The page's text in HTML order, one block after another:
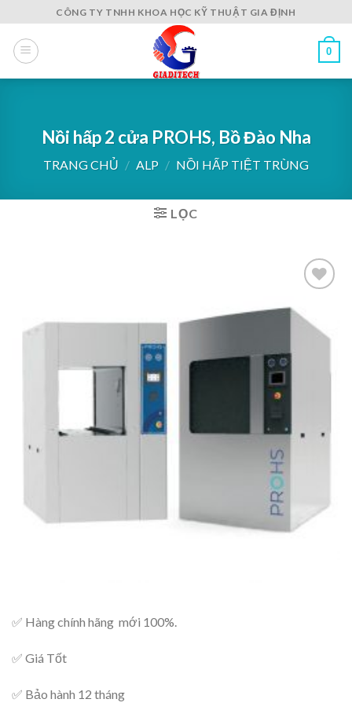
to
content
CÔNG TY TNHH KHOA HỌC KỸ THUẬT GIA ĐỊNH
0
Nồi hấp 2 cửa PROHS, Bồ Đào Nha
TRANG CHỦ / ALP / NỒI HẤP TIỆT TRÙNG
LỌC
Add to
✅ Hàng chính hãng mới 100%.
✅ Giá Tốt
✅ Bảo hành 12 tháng